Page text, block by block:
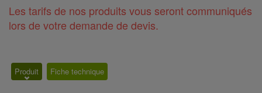
Les tarifs de nos produits vous seront communiqués
lors de votre demande de devis.
Produit Fiche technique